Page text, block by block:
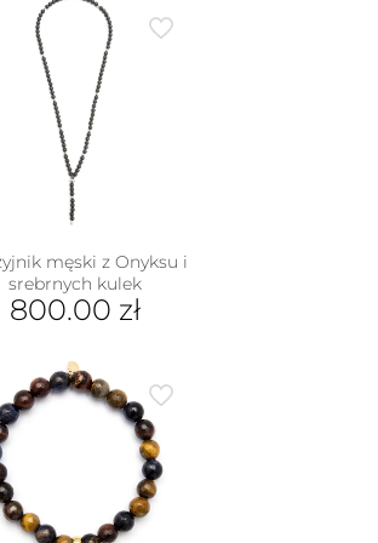
męski z Onyksu i
srebrnych kulek
800.00 zł